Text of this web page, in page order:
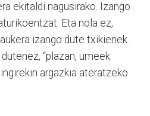
ekitaldi nagusirako. Izango
Eta nola ez,
izango dute txikienek.
“plazan, umeek
argazkia ateratzeko